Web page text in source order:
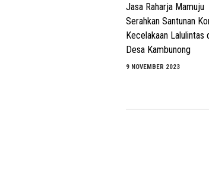
Jasa Raharja Mamuju
Serahkan Santunan
Kecelakaan Lalulintas
Desa Kambunong
9 NOVEMBER 2023